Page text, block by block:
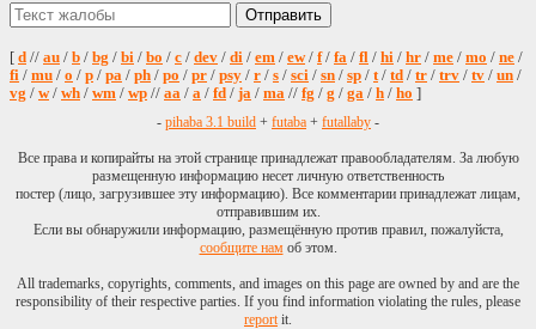
[ d // au / b / bg / bi / bo / c / dev / di / em / ew/ f/ fa / fl / hi / hr / me / mo / ne /
fi / mu / o / p / pa / ph / po / pr / psy / r / s / sci / sn / sp / t/ td / tr / trv / tv / un /
vg / w/ wh / wm / wp // aa / a / fd / ja / ma // fg / g / ga / h / ho ]
- pihaba 3.1 build + futaba + futallaby -
Все права и копирайты на этой странице принадлежат правообладателям. За любую
размещенную информацию несет личную ответственность
постер (лицо, загрузившее эту информацию). Все комментарии принадлежат лицам,
отправившим их.
Если вы обнаружили информацию, размещённую против правил, пожалуйста,
сообщите намоб этом.
All trademarks, copyrights, comments, and images on this page are owned by and are the
responsibility of their respective parties. If you find information violating the rules, please
reportit.